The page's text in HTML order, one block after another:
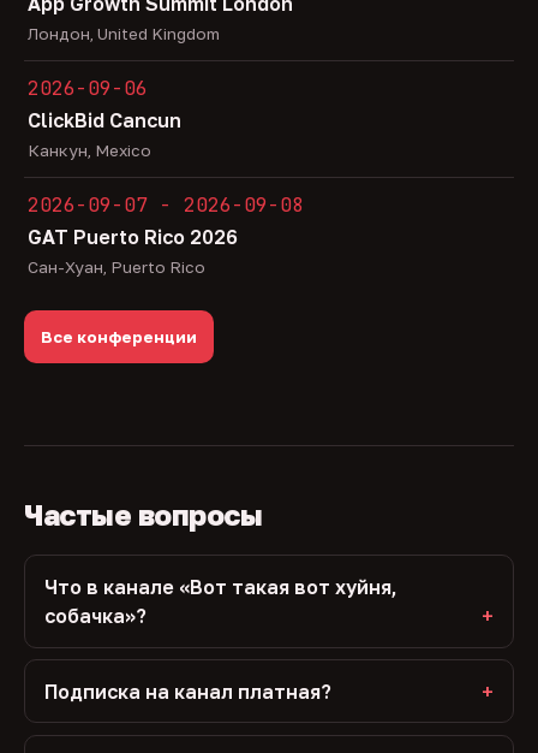
Лондон, United Kingdom
2026-09-06
ClickBid Cancun
Канкун, Mexico
2026-09-07 - 2026-09-08
GAT Puerto Rico 2026
Сан-Хуан, Puerto Rico
Все конференции
Частые вопросы
Что в канале «Вот такая вот хуйня,
собачка»?
Подписка на канал платная?